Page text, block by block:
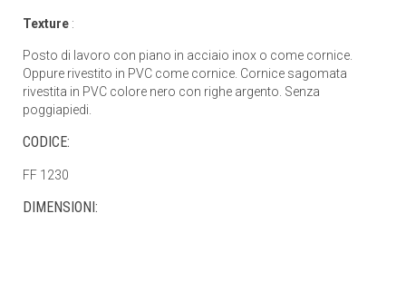
Texture :
Posto di lavoro con piano in acciaio inox o come cornice.
Oppure rivestito in PVC come cornice. Cornice sagomata
rivestita in PVC colore nero con righe argento. Senza
poggiapiedi.
CODICE:
FF 1230
DIMENSIONI: